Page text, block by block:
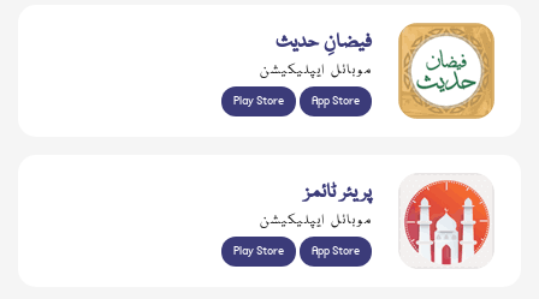
فیضانِ حدیث
موبائل ایپلیکیشن
Play Store App Store
پریئر ٹائمز
موبائل ایپلیکیشن
Play Store App Store